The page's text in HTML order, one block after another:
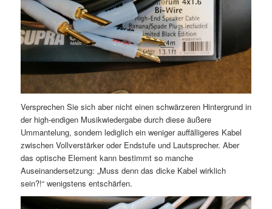
Versprechen Sie sich aber nicht einen schwärzeren Hintergrund in
der high-endigen Musikwiedergabe durch diese äußere
Ummantelung, sondern lediglich ein weniger auffälligeres Kabel
zwischen Vollverstärker oder Endstufe und Lautsprecher. Aber
das optische Element kann bestimmt so manche
Auseinandersetzung: „Muss denn das dicke Kabel wirklich
sein?!“ wenigstens entschärfen.